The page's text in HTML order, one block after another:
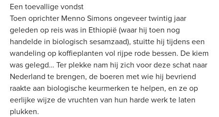
Een toevallige vondst
Toen oprichter Menno Simons ongeveer twintig jaar
geleden op reis was in Ethiopië (waar hij toen nog
handelde in biologisch sesamzaad), stuitte hij tijdens een
wandeling op koffieplanten vol rijpe rode bessen. De kiem
was gelegd… Ter plekke nam hij zich voor deze schat naar
Nederland te brengen, de boeren met wie hij bevriend
raakte aan biologische keurmerken te helpen, en ze op
eerlijke wijze de vruchten van hun harde werk te laten
plukken.